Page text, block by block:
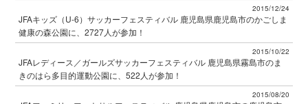
2015/12/24
JFAキッズ（U-6）サッカーフェスティバル 鹿児島県鹿児島市のかごしま
健康の森公園に、2727人が参加！
2015/10/22
JFAレディース／ガールズサッカーフェスティバル 鹿児島県霧島市のま
きのはら多目的運動公園に、522人が参加！
2015/08/20